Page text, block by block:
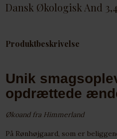
Dansk Økologisk And
Produktbeskrivelse
Unik
opdrættede
Økoand fra Himmerland
På Rønhøjgaard, som er